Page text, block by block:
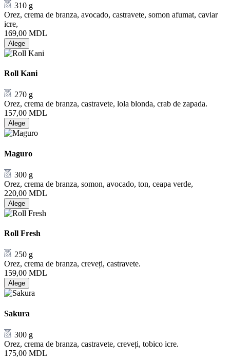
310 g
Orez, crema de branza, avocado, castravete, somon afumat, caviar
icre,
169,00 MDL
Alege
Roll Kani
270 g
Orez, crema de branza, castravete, lola blonda, crab de zapada.
157,00 MDL
Alege
Maguro
300 g
Orez, crema de branza, somon, avocado, ton, ceapa verde,
220,00 MDL
Alege
Roll Fresh
250 g
Orez, crema de branza, creveți, castravete.
159,00 MDL
Alege
Sakura
300 g
Orez, crema de branza, castravete, creveți, tobico icre.
175,00 MDL